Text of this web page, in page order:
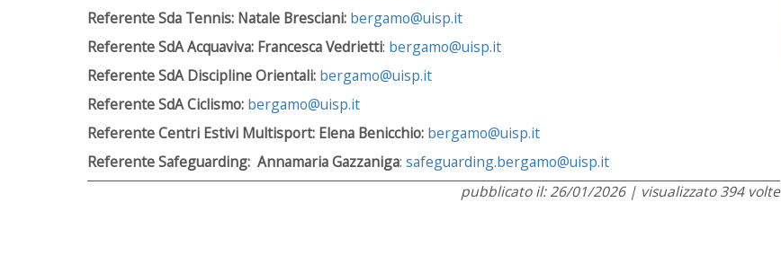
Referente Sda Tennis: Natale Bresciani: bergamo@uisp.it
Referente SdA Acquaviva: Francesca Vedrietti: bergamo@uisp.it
Referente SdA Discipline Orientali: bergamo@uisp.it
Referente SdA Ciclismo: bergamo@uisp.it
Referente Centri Estivi Multisport: Elena Benicchio: bergamo@uisp.it
Referente Safeguarding: Annamaria Gazzaniga: safeguarding.bergamo@uisp.it
pubblicato il: 26/01/2026 | visualizzato 394 volte